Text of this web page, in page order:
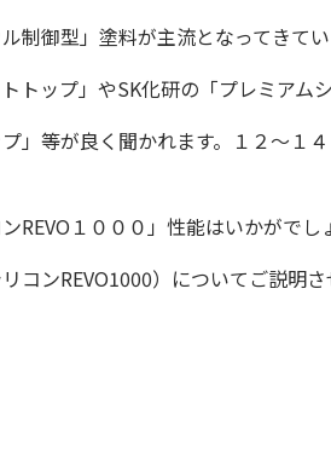
制御型」塗料が主流となってきてい
トップ」やSK化研の「プレミアム
」等が良く聞かれます。１２〜１
REVO１０００ 」性能はいかがでし
コンREVO1000）についてご説明さ